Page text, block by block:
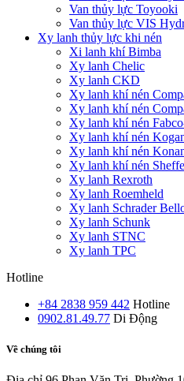
Van thủy lực Toyooki
Van thủy lực VIS
Xy lanh thủy lực khi nén
Xi lanh khí Bimba
Xy lanh Chelic
Xy lanh CKD
Xy lanh khí nén
Xy lanh khí nén
Xy lanh khí nén
Xy lanh khí nén
Xy lanh khí nén
Xy lanh khí nén
Xy lanh Rexroth
Xy lanh Roemheld
Xy lanh Schrader
Xy lanh Schunk
Xy lanh STNC
Xy lanh TPC
Hotline
+84 2838 959 442 Hotline
0902.81.49.77 Di Động
Về chúng tôi